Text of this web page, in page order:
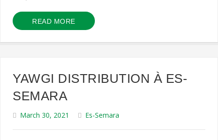
READ MORE
YAWGI DISTRIBUTION À ES-
SEMARA
March 30, 2021 Es-Semara